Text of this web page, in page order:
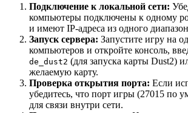
Подключение к локальной сети:
компьютеры подключены к одному
и имеют IP-адреса из одного
Запуск сервера: Запустите игру на
компьютеров и откройте консоль,
de_dust2 (для запуска карты Dust2)
желаемую карту.
Проверка открытия порта: Если
убедитесь, что порт игры (27015 по
для связи внутри сети.